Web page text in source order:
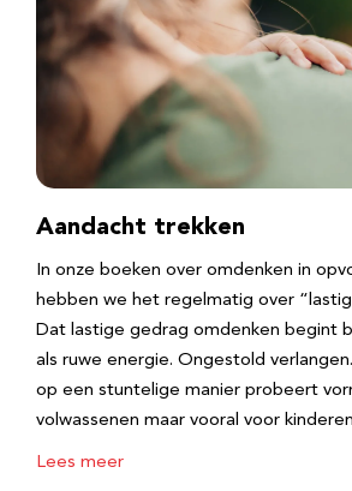
Aandacht trekken
In onze boeken over omdenken in
hebben we het regelmatig over
Dat lastige gedrag omdenken begint
als ruwe energie. Ongestold
op een stuntelige manier probeert
volwassenen maar vooral voor
Lees meer